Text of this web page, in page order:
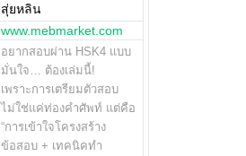
สุ่ยหลิน
www.mebmarket.com
อยากสอบผ่าน HSK4 แบบ
มั่นใจ… ต้องเล่มนี้!
เพราะการเตรียมตัวสอบ
ไม่ใช่แค่ท่องคำศัพท์ แต่คือ
“การเข้าใจโครงสร้าง
ข้อสอบ + เทคนิคทำ